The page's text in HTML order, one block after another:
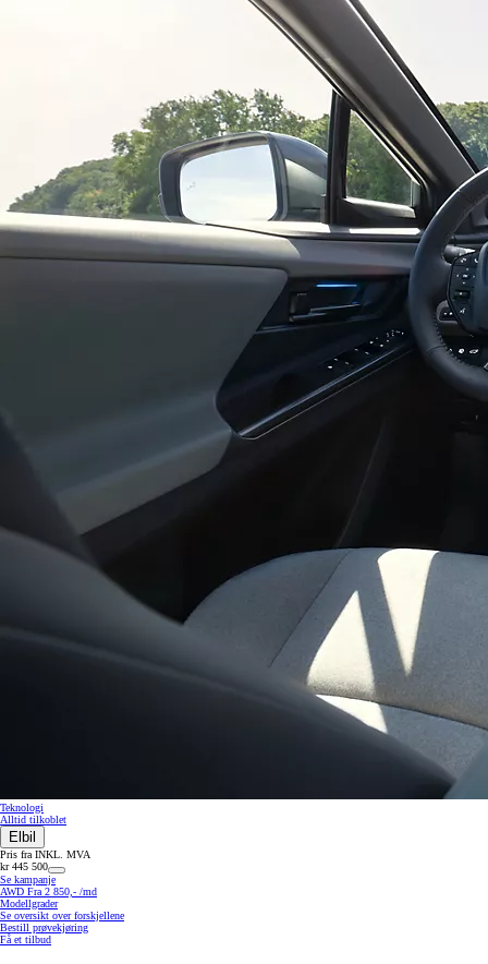
Teknologi
Alltid tilkoblet
Elbil
Pris fra INKL. MVA
kr 445 500
Se kampanje
AWD Fra 2 850,- /md
Modellgrader
Se oversikt over forskjellene
Bestill prøvekjøring
Få et tilbud